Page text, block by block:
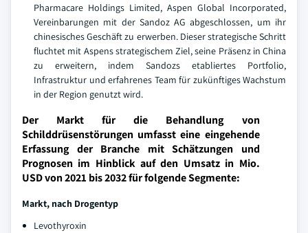
Pharmacare Holdings Limited, Aspen Global Incorporated,
Vereinbarungen mit der Sandoz AG abgeschlossen, um ihr
chinesisches Geschäft zu erwerben. Dieser strategische Schritt
fluchtet mit Aspens strategischem Ziel, seine Präsenz in China
zu erweitern, indem Sandozs etabliertes Portfolio,
Infrastruktur und erfahrenes Team für zukünftiges Wachstum
in der Region genutzt wird.
Der Markt für die Behandlung von
Schilddrüsenstörungen umfasst eine eingehende
Erfassung der Branche mit Schätzungen und
Prognosen im Hinblick auf den Umsatz in Mio.
USD von 2021 bis 2032 für folgende Segmente:
Markt, nach Drogentyp
Levothyroxin